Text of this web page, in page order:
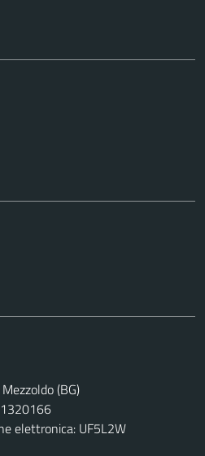
(BG)
elettronica: UF5L2W